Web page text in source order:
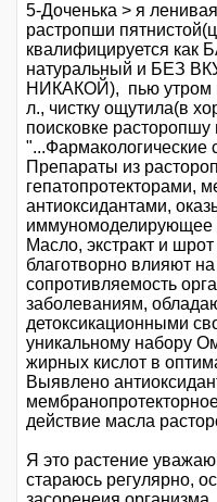
5-Доченька > я
растропши
квалифицируется как
натуральный и БЕЗ
НИКАКОЙ), пью утром
л., чистку ощутила(в
поисковке расторопшу
"...Фармакологические
Препараты из
гепатопротекторами,
антиоксидантами,
иммуномоделирующее
Масло, экстракт и
благотворно влияют
сопротивляемость
заболеваниям,
детоксикационными
уникальному набору
жирных кислот в
Выявлено
действие масла
Я это растение
стараюсь регулярно,